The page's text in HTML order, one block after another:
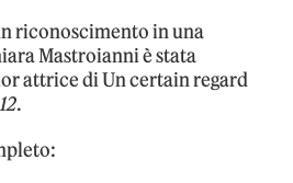
riconoscimento in una
Mastroianni è stata
attrice di Un certain regard
.